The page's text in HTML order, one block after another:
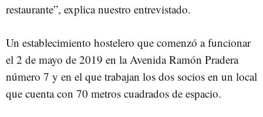
restaurante”, explica nuestro entrevistado.
Un establecimiento hostelero que comenzó a funcionar
el 2 de mayo de 2019 en la Avenida Ramón Pradera
número 7 y en el que trabajan los dos socios en un local
que cuenta con 70 metros cuadrados de espacio.